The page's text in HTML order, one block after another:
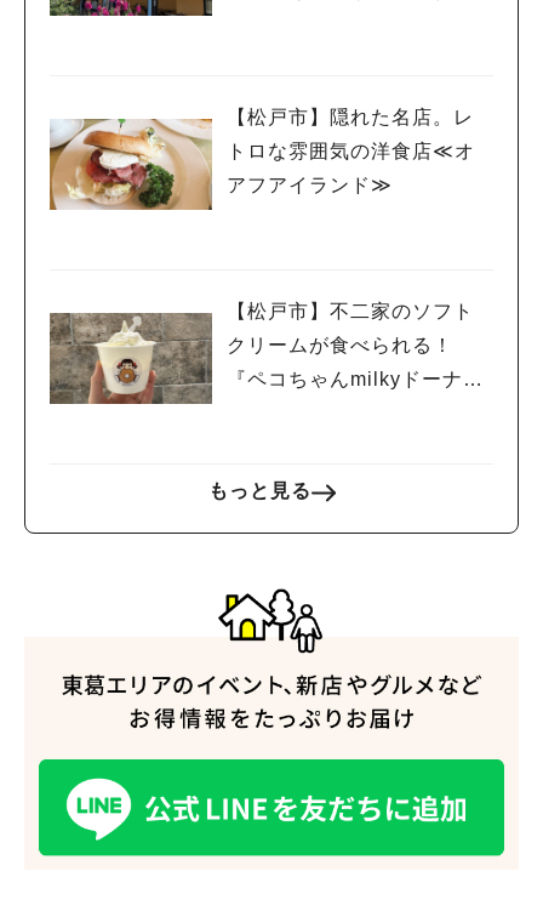
【松戸市】隠れた名店。レ
トロな雰囲気の洋食店≪オ
アフアイランド≫
【松戸市】不二家のソフト
クリームが食べられる！
『ペコちゃんmilkyドーナツ
もっと見る